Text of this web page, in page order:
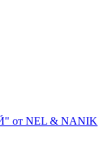
от NEL & NANIK